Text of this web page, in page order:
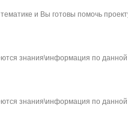
и Вы готовы помочь
знания\информация по
знания\информация по